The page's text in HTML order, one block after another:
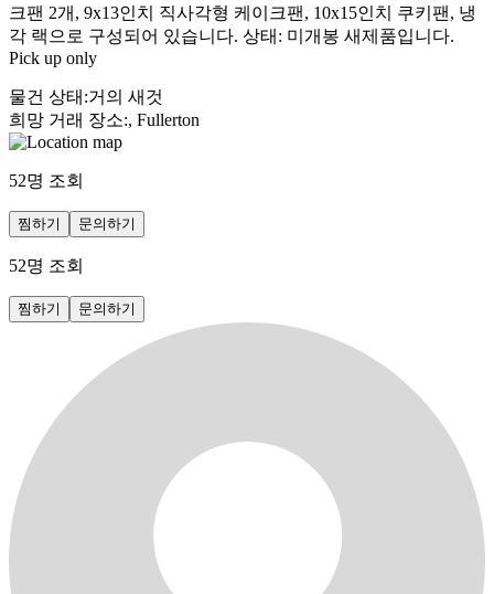
크팬 2개, 9x13인치 직사각형 케이크팬, 10x15인치 쿠키팬, 냉
각 랙으로 구성되어 있습니다. 상태: 미개봉 새제품입니다.
Pick up only
물건 상태 :거의 새것
희망 거래 장소:, Fullerton
52명 조회
찜하기 문의하기
52명 조회
찜하기 문의하기